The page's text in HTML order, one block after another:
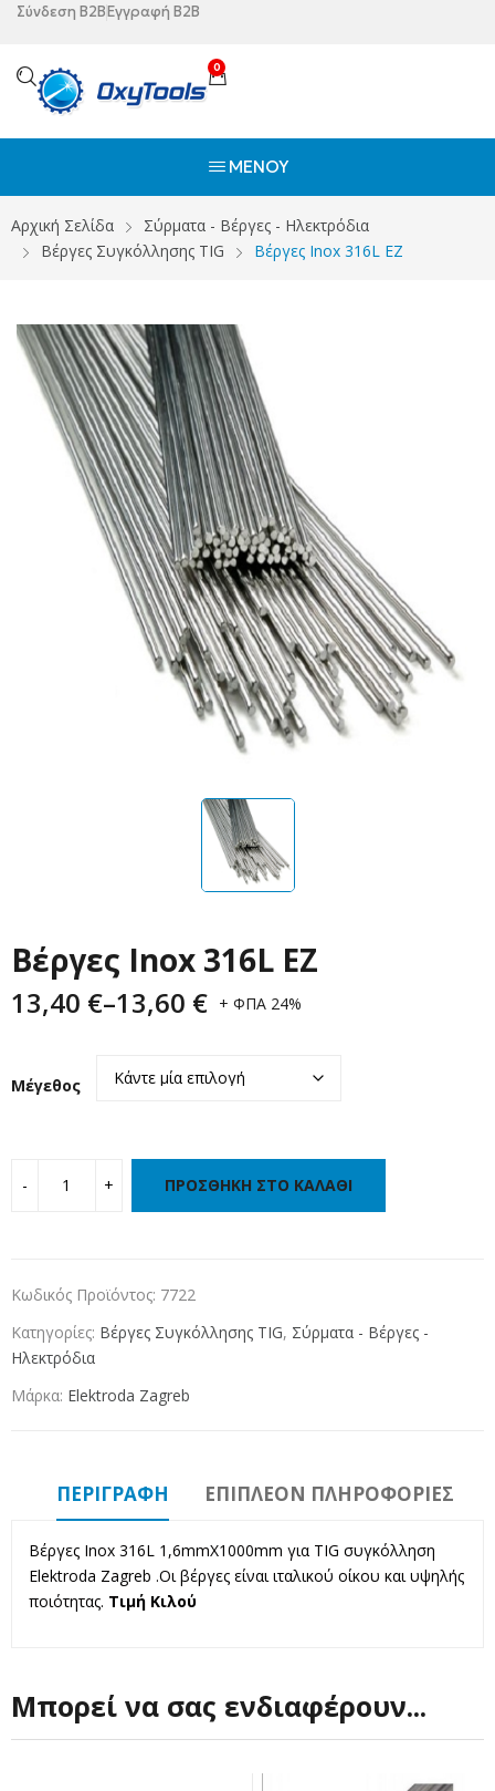
Σύνδεση B2BΕγγραφή B2B
0
ΜΕΝΟΎ
Αρχική Σελίδα
Σύρματα - Βέργες - Ηλεκτρόδια
Βέργες Συγκόλλησης TIG
Βέργες Inox 316L ΕΖ
Βέργες Inox 316L ΕΖ
13,40 €–13,60 € + ΦΠΑ 24%
Μέγεθος
ΠΡΟΣΘΉΚΗ ΣΤΟ ΚΑΛΆΘΙ
Κωδικός Προϊόντος: 7722
Κατηγορίες: Βέργες Συγκόλλησης TIG, Σύρματα - Βέργες -
Ηλεκτρόδια
Μάρκα: Elektroda Zagreb
ΠΕΡΙΓΡΑΦΉ ΕΠΙΠΛΈΟΝ ΠΛΗΡΟΦΟΡΊΕΣ
Βέργες Inox 316L 1,6mmX1000mm για TIG συγκόλληση
Elektroda Zagreb .Οι βέργες είναι ιταλικού οίκου και υψηλής
ποιότητας. Τιμή Κιλού
Μπορεί να σας ενδιαφέρουν...